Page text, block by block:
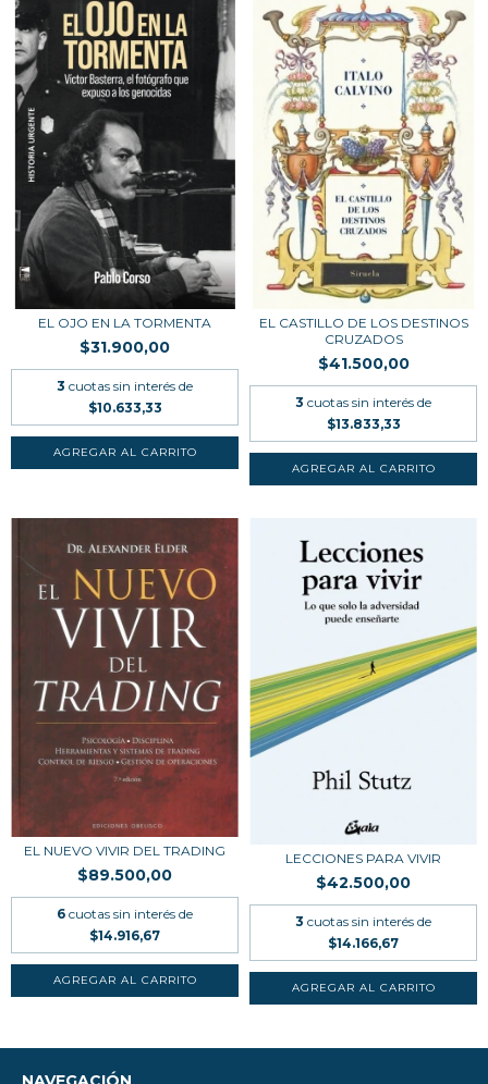
EL OJO EN LA TORMENTA
$31.900,00
3 cuotas sin interés de
$10.633,33
EL CASTILLO DE LOS DESTINOS
CRUZADOS
$41.500,00
3 cuotas sin interés de
$13.833,33
EL NUEVO VIVIR DEL TRADING
$89.500,00
6 cuotas sin interés de
$14.916,67
LECCIONES PARA VIVIR
$42.500,00
3 cuotas sin interés de
$14.166,67